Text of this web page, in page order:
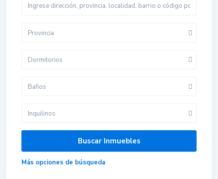
Provincia
Dormitorios
Baños
Inquilinos
Más opciones de búsqueda